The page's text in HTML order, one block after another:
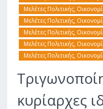
Μελέτες Πολιτικής,
Μελέτες Πολιτικής,
Μελέτες Πολιτικής,
Μελέτες Πολιτικής,
Μελέτες Πολιτικής,
κυρίαρχες